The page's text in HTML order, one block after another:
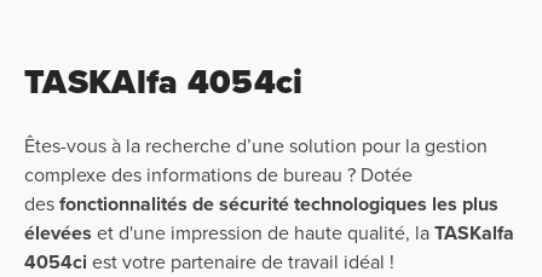
TASKAlfa 4054ci
Êtes-vous à la recherche d’une solution pour la gestion
complexe des informations de bureau ? Dotée
desfonctionnalités de sécurité technologiques les plus
élevées et d'une impression de haute qualité, laTASKalfa
4054ci est votre partenaire de travail idéal !